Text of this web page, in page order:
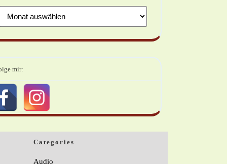
mir:
Categories
Audio